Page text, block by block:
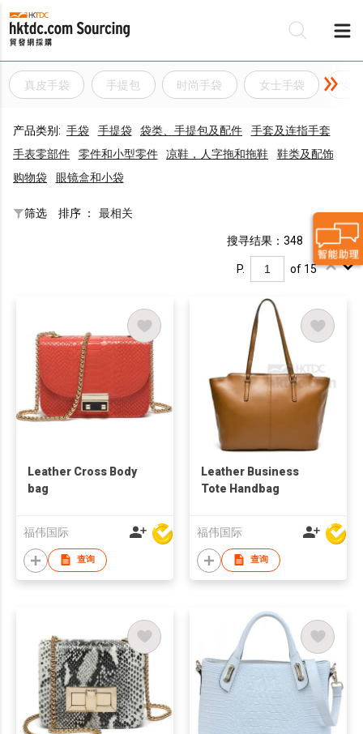
真皮手袋 手提包 时尚手袋 女士手袋
产品类别: 手袋 手提袋 袋类、手提包及配件
手套及连指手套
手表零部件
零件和小型零件 凉鞋，人字拖和拖鞋
鞋类及配饰
购物袋
眼镜盒和小袋
筛选 排序 ： 最相关
搜寻结果：348
P. of 15
Leather Cross Body
bag
福伟国际
查询
Leather Business
Tote Handbag
福伟国际
查询